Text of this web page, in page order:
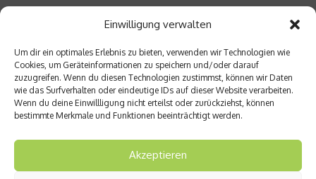
Einwilligung verwalten
Um dir ein optimales Erlebnis zu bieten, verwenden wir Technologien wie
Cookies, um Geräteinformationen zu speichern und/oder darauf
zuzugreifen. Wenn du diesen Technologien zustimmst, können wir Daten
wie das Surfverhalten oder eindeutige IDs auf dieser Website verarbeiten.
Wenn du deine Einwillligung nicht erteilst oder zurückziehst, können
bestimmte Merkmale und Funktionen beeinträchtigt werden.
Akzeptieren
Ähnliche Beiträge
München: Ein unvergesslicher
Städtetrip mit Familie und
Raus aus der Stadt: Die besten